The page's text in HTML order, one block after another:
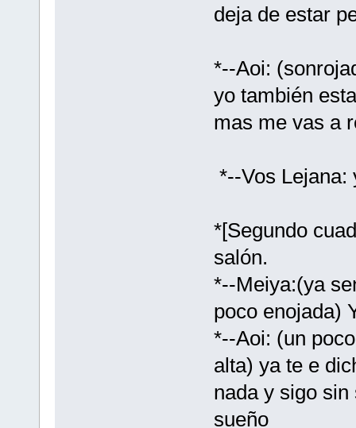
deja de estar
*--Aoi:
yo también
mas me vas a
*--Vos Lejana:
*[Segundo
salón.
*--Meiya:(ya
poco enojada)
*--Aoi: (un
alta) ya te e
nada y sigo
sueño